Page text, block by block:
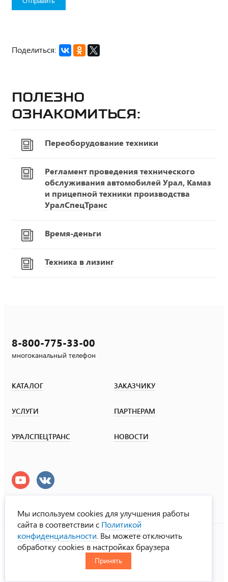
Поделиться:
Полезно
ознакомиться:
Переоборудование техники
Регламент проведения технического
обслуживания автомобилей Урал, Камаз
и прицепной техники производства
УралСпецТранс
Время-деньги
Техника в лизинг
8-800-775-33-00
многоканальный телефон
КАТАЛОГ ЗАКАЗЧИКУ
УСЛУГИ ПАРТНЕРАМ
УРАЛСПЕЦТРАНС НОВОСТИ
УралСпецТранс
© ООО «Урал СТ», 2000-2026
Политика конфиденциальности
CHN
Мы используем cookies для улучшения работы
сайта в соответствии с Политикой
конфиденциальности . Вы можете отключить
обработку cookies в настройках браузера
Принять